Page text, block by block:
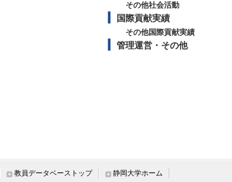
その他社会活動
国際貢献実績
その他国際貢献実績
管理運営・その他
教員データベーストップ 静岡大学ホーム